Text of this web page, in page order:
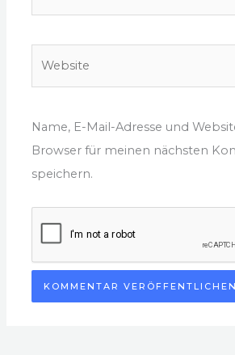
Name, E-Mail-Adresse und
Browser für meinen nächsten
speichern.